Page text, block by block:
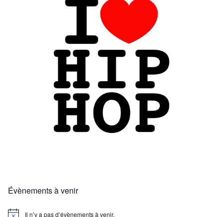
Évènements à venir
Il n’y a pas d’évènements à venir.